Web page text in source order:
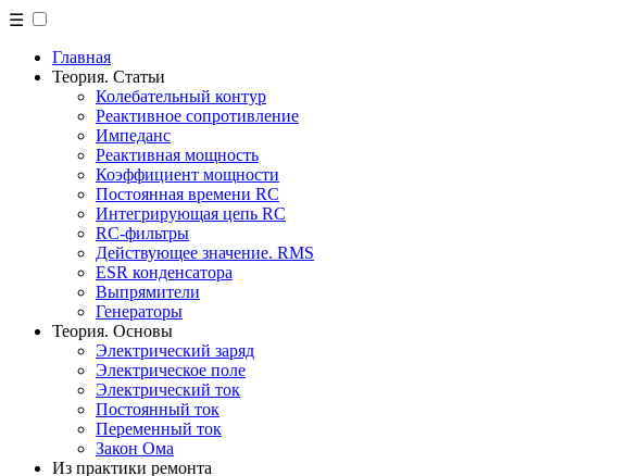
☰
Главная
Теория. Статьи
Колебательный контур
Реактивное сопротивление
Импеданс
Реактивная мощность
Коэффициент мощности
Постоянная времени RC
Интегрирующая цепь RC
RC-фильтры
Действующее значение. RMS
ESR конденсатора
Выпрямители
Генераторы
Теория. Основы
Электрический заряд
Электрическое поле
Электрический ток
Постоянный ток
Переменный ток
Закон Ома
Из практики ремонта